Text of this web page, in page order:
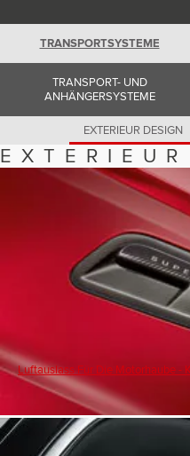
South Africa (English)
Spain (Spanish)
Switzerland (German)
Switzerland (French)
Switzerland (Italian)
United Kingdom (English)
TRANSPORTSYSTEME
TRANSPORT- UND
ANHÄNGERSYSTEME
EXTERIEUR DESIGN
Luftauslass Für Die Motorhaube -